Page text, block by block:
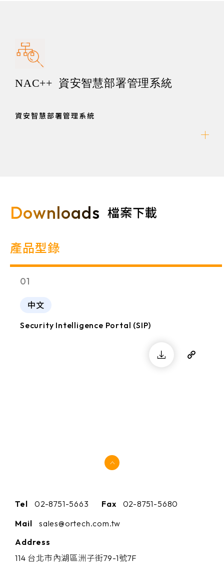
NAC++ 資安智慧部署管理系統
資安智慧部署管理系統
Downloads 檔案下載
產品型錄
01
中文
Security Intelligence Portal (SIP)
Tel 02-8751-5663 Fax
02-8751-5680
Mail
sales@ortech.com.tw
Address
114 台北市內湖區洲子街79-1號7F